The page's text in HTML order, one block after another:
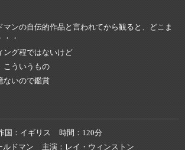
マンの自伝的作品と言われてから観ると、どこま
・
ング程ではないけど
こういうもの
ないので鑑賞
国 イギリス 時間
120分
ルドマン 主演 レイ・ウィンストン